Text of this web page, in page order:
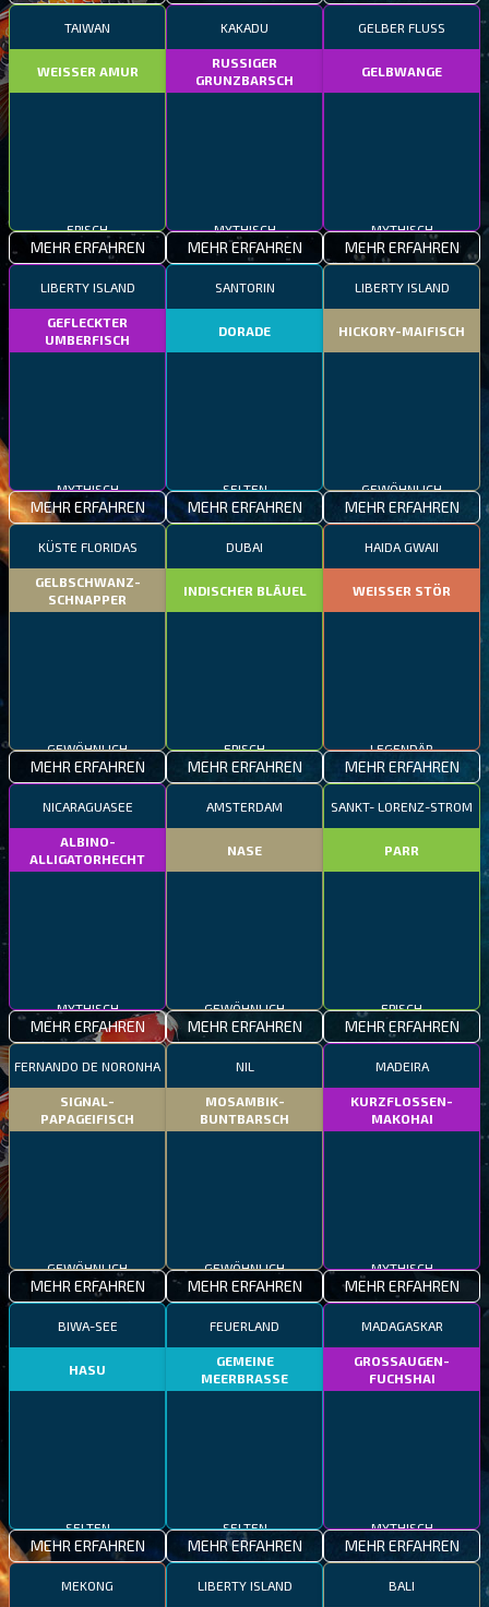
TAIWAN
WEISSER AMUR
EPISCH
MEHR ERFAHREN
KAKADU
RUSSIGER
GRUNZBARSCH
MYTHISCH
MEHR ERFAHREN
GELBER FLUSS
GELBWANGE
MYTHISCH
MEHR ERFAHREN
LIBERTY ISLAND
GEFLECKTER
UMBERFISCH
MYTHISCH
MEHR ERFAHREN
SANTORIN
DORADE
SELTEN
MEHR ERFAHREN
LIBERTY ISLAND
HICKORY-MAIFISCH
GEWÖHNLICH
MEHR ERFAHREN
KÜSTE FLORIDAS
GELBSCHWANZ-
SCHNAPPER
GEWÖHNLICH
MEHR ERFAHREN
DUBAI
INDISCHER BLÄUEL
EPISCH
MEHR ERFAHREN
HAIDA GWAII
WEISSER STÖR
LEGENDÄR
MEHR ERFAHREN
NICARAGUASEE
ALBINO-
ALLIGATORHECHT
MYTHISCH
MEHR ERFAHREN
AMSTERDAM
NASE
GEWÖHNLICH
MEHR ERFAHREN
SANKT- LORENZ-STROM
PARR
EPISCH
MEHR ERFAHREN
FERNANDO DE NORONHA
SIGNAL-
PAPAGEIFISCH
GEWÖHNLICH
MEHR ERFAHREN
NIL
MOSAMBIK-
BUNTBARSCH
GEWÖHNLICH
MEHR ERFAHREN
MADEIRA
KURZFLOSSEN-
MAKOHAI
MYTHISCH
MEHR ERFAHREN
BIWA-SEE
HASU
SELTEN
MEHR ERFAHREN
FEUERLAND
GEMEINE
MEERBRASSE
SELTEN
MEHR ERFAHREN
MADAGASKAR
GROSSAUGEN-
FUCHSHAI
MYTHISCH
MEHR ERFAHREN
MEKONG LIBERTY ISLAND BALI